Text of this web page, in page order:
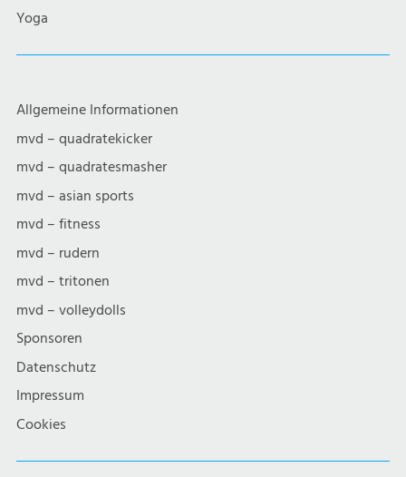
Yoga
Allgemeine Informationen
mvd – quadratekicker
mvd – quadratesmasher
mvd – asian sports
mvd – fitness
mvd – rudern
mvd – tritonen
mvd – volleydolls
Sponsoren
Datenschutz
Impressum
Cookies